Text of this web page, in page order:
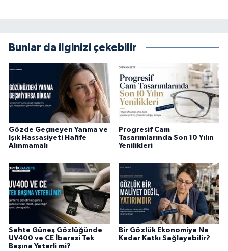
Bunlar da ilginizi çekebilir
Gözde Geçmeyen Yanma ve
Işık Hassasiyeti Hafife
Alınmamalı
Progresif Cam
Tasarımlarında Son 10 Yılın
Yenilikleri
Sahte Güneş Gözlüğünde
UV400 ve CE İbaresi Tek
Başına Yeterli mi?
Bir Gözlük Ekonomiye Ne
Kadar Katkı Sağlayabilir?